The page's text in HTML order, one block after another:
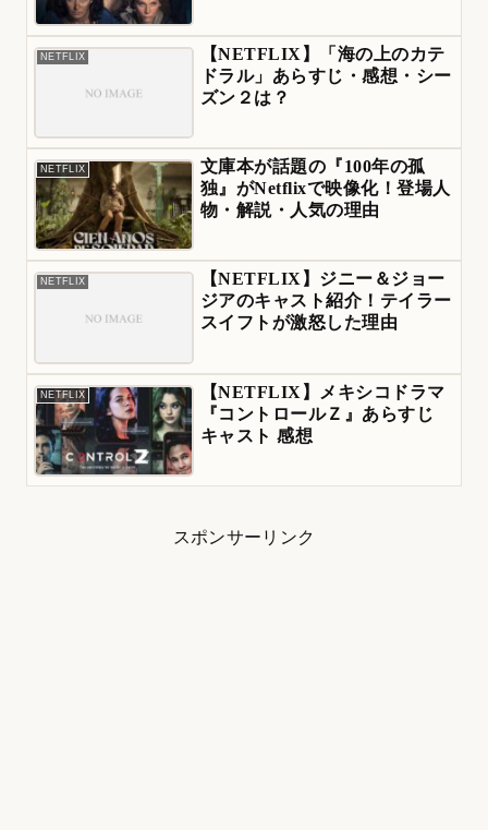
NETFLIX
【NETFLIX】「海の上のカテ
ドラル」あらすじ・感想・シー
ズン２は？
NETFLIX
文庫本が話題の『100年の孤
独』がNetflixで映像化！登場人
物・解説・人気の理由
NETFLIX
【NETFLIX】ジニー＆ジョー
ジアのキャスト紹介！テイラー
スイフトが激怒した理由
NETFLIX
【NETFLIX】メキシコドラマ
『コントロールＺ』あらすじ
キャスト 感想
スポンサーリンク